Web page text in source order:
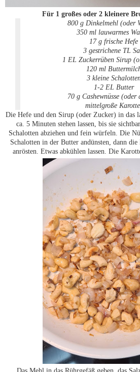
Für 1 großes oder 2 kleinere
800 g Dinkelmehl (oder
350 ml lauwarmes
17 g frische Hefe
3 gestrichene TL
1 EL Zuckerrüben Sirup
120 ml
3 kleine
1-2 EL Butter
70 g Cashewnüsse (oder
mittelgroße Karotte
Die Hefe und den Sirup (oder Zucker) in das
ca. 5 Minuten stehen lassen, bis sie
Schalotten abziehen und fein würfeln. Die
Schalotten in der Butter andünsten, dann die
anrösten. Etwas abkühlen lassen. Die